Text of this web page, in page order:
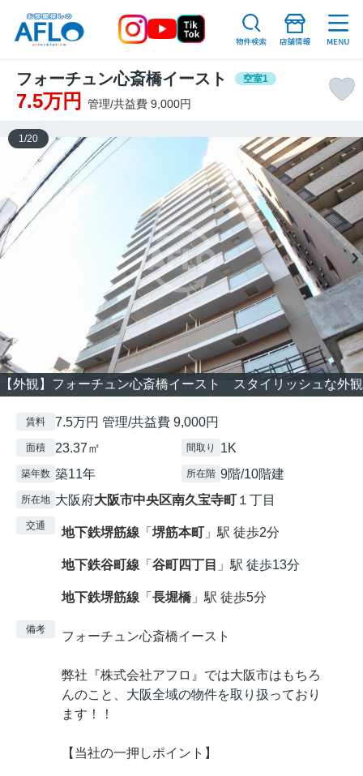
フォーチュン心斎橋イースト 空室1
7.5万円 管理/共益費 9,000円
【外観】フォーチュン心斎橋イースト スタイリッシュな外観
1 /20
賃料 7.5万円 管理/共益費 9,000円
面積 23.37㎡ 間取り 1K
築年数 築11年 所在階 9階/10階建
所在地 大阪府大阪市中央区南久宝寺町 １丁目
交通 地下鉄堺筋線 「 堺筋本町 」駅 徒歩2分
地下鉄谷町線 「 谷町四丁目 」駅 徒歩13分
地下鉄堺筋線 「 長堀橋」駅 徒歩5分
備考 フォーチュン心斎橋イースト
弊社『株式会社アフロ』では大阪市はもちろ
んのこと、大阪全域の物件を取り扱っており
ます！！
【当社の一押しポイント】